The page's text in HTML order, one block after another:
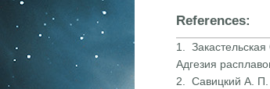
References:
1.
Адгезия
2. Савицкий А. П.